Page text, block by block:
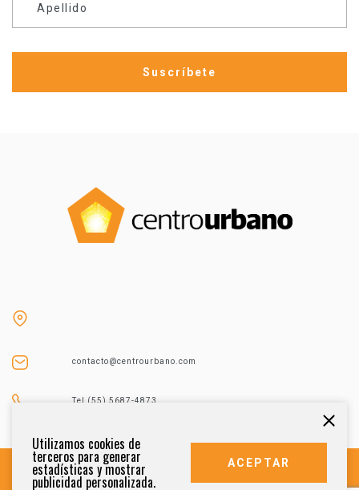
Apellido
contacto@centrourbano.com
Tel (55) 5687-4873
Utilizamos cookies de
terceros para generar
estadísticas y mostrar
publicidad personalizada.
ACEPTAR